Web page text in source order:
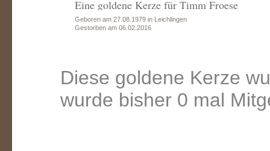
Eine goldene Kerze für Timm Froese
Geboren am 27.08.1979 in Leichlingen
Gestorben am 06.02.2016
Diese goldene Kerze
wurde bisher 0 mal